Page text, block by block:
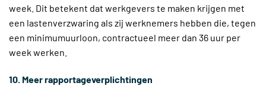
week. Dit betekent dat werkgevers te maken krijgen met
een lastenverzwaring als zij werknemers hebben die, tegen
een minimumuurloon, contractueel meer dan 36 uur per
week werken.
10. Meer rapportageverplichtingen